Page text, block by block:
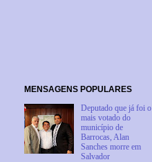
MENSAGENS POPULARES
Deputado que já foi o
mais votado do
município de
Barrocas, Alan
Sanches morre em
Salvador